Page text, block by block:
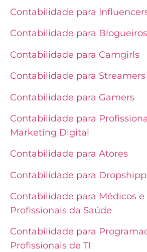
Contabilidade para
Contabilidade para Blogueiros
Contabilidade para Camgirls
Contabilidade para Streamers
Contabilidade para Gamers
Contabilidade para
Marketing Digital
Contabilidade para Atores
Contabilidade para
Contabilidade para Médicos
Profissionais da Saúde
Contabilidade para
Profissionais de TI